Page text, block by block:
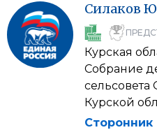
Силаков
Курская
Собрание
сельсовета
Курской
Сторонник